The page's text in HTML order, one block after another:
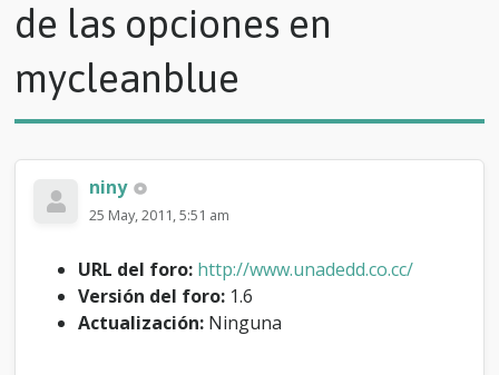
d
r
a
a
de las opciones en
mycleanblue
niny
25 May, 2011, 5:51 am
URL del foro: http://www.unadedd.co.cc/
Versión del foro: 1.6
Actualización: Ninguna